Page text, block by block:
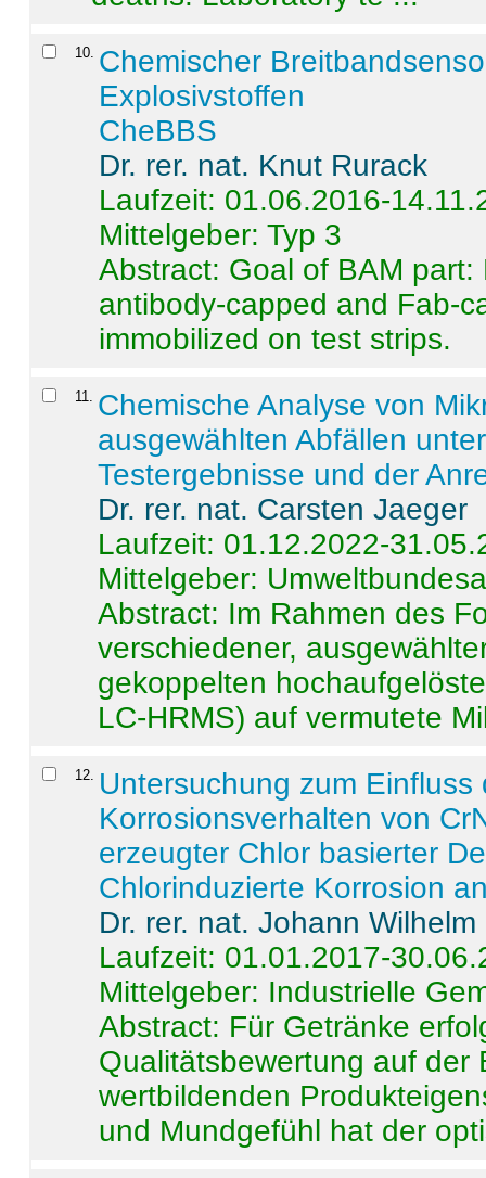
10 Chemischer
Explosivstoffen
CheBBS
Dr. rer. nat. Knut Rurack
Laufzeit: 01.06.2016-
Mittelgeber: Typ 3
Abstract: Goal of BAM
antibody-capped and Fab-
immobilized on test strips.
11
Chemische Analyse von
ausgewählten Abfällen
Testergebnisse und der
Dr. rer. nat. Carsten Jaeger
Laufzeit: 01.12.2022-
Mittelgeber:
Abstract: Im Rahmen des
verschiedener,
gekoppelten
LC-HRMS) auf vermutete
12
Untersuchung zum
Korrosionsverhalten von
erzeugter Chlor basierter
Chlorinduzierte Korrosion
Dr. rer. nat. Johann
Laufzeit: 01.01.2017-
Mittelgeber: Industrielle
Abstract: Für Getränke
Qualitätsbewertung auf der
wertbildenden
und Mundgefühl hat der